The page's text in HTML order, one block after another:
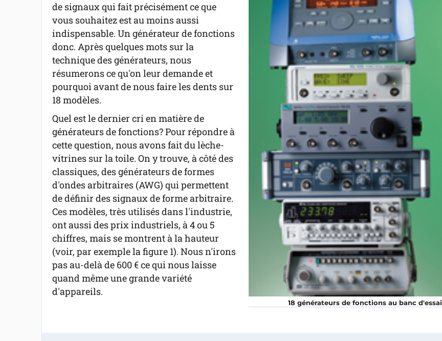
18 générateurs de fonctions au banc d'essai
de signaux qui fait précisément ce que
vous souhaitez est au moins aussi
indispensable. Un générateur de fonctions
donc. Après quelques mots sur la
technique des générateurs, nous
résumerons ce qu'on leur demande et
pourquoi avant de nous faire les dents sur
18 modèles.
Quel est le dernier cri en matière de
générateurs de fonctions? Pour répondre à
cette question, nous avons fait du lèche-
vitrines sur la toile. Ony trouve, à côté des
classiques, des générateurs de formes
d'ondes arbitraires (AWG) qui permettent
de définir des signaux de forme arbitraire.
Ces modèles, très utilisés dans l'industrie,
ont aussi des prix industriels, à 4 ou 5
chiffres, mais se montrent à la hauteur
(voir, par exemple la figure 1). Nous n'irons
pas au-delà de 600 € ce qui nous laisse
quand même une grande variété
d'appareils.